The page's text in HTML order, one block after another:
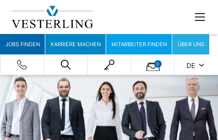
JOBS FINDEN KARRIERE MACHEN MITARBEITER FINDEN ÜBER UNS
0 DE